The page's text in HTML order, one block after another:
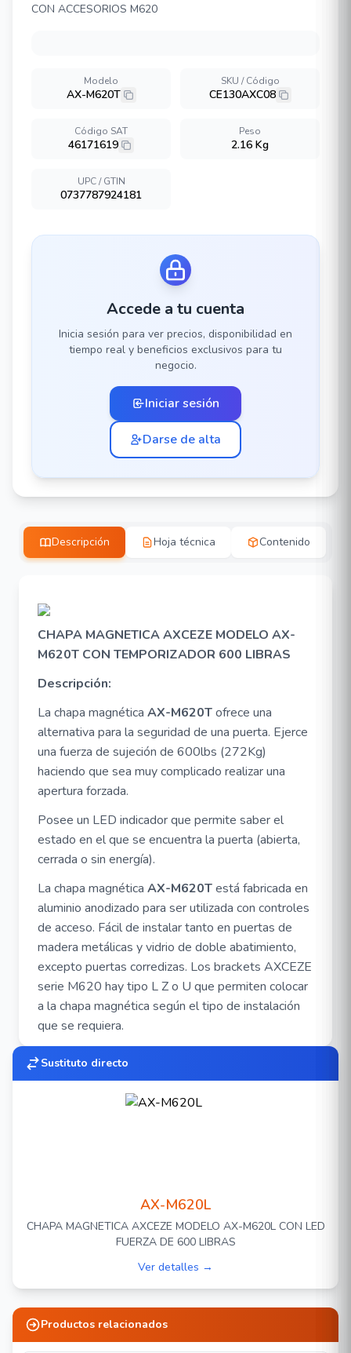
CON ACCESORIOS M620
Modelo
AX-M620T
SKU / Código
CE130AXC08
Código SAT
46171619
Peso
2.16 Kg
UPC / GTIN
0737787924181
Accede a tu cuenta
Inicia sesión para ver precios, disponibilidad en
tiempo real y beneficios exclusivos para tu
negocio.
Iniciar sesión
Darse de alta
Descripción Hoja técnica Contenido
CHAPA MAGNETICA AXCEZE MODELO AX-
M620T CON TEMPORIZADOR 600 LIBRAS
Descripción:
La chapa magnética AX-M620Tofrece una
alternativa para la seguridad de una puerta. Ejerce
una fuerza de sujeción de 600lbs (272Kg)
haciendo que sea muy complicado realizar una
apertura forzada.
Posee un LED indicador que permite saber el
estado en el que se encuentra la puerta (abierta,
cerrada o sin energía).
La chapa magnética AX-M620Testá fabricada en
aluminio anodizado para ser utilizada con controles
de acceso. Fácil de instalar tanto en puertas de
madera metálicas y vidrio de doble abatimiento,
excepto puertas corredizas. Los brackets AXCEZE
serie M620 hay tipo L Z o U que permiten colocar
a la chapa magnética según el tipo de instalación
que se requiera.
Caracteristícas:
Dimensiones: 250 x 48 x 27.90 (mm)/ 180 x
38 x 11 (mm)
Accesorios compatibles:
BracketAX-M620-ZLC
BracketAX-M620-GZ
Sustituto directo
AX-M620L
CHAPA MAGNETICA AXCEZE MODELO AX-M620L CON LED
FUERZA DE 600 LIBRAS
Ver detalles →
Productos relacionados